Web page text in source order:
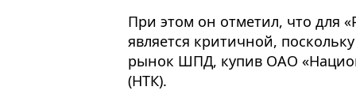
При этом он отметил, что для
является критичной,
рынок ШПД, купив ОАО
(НТК).